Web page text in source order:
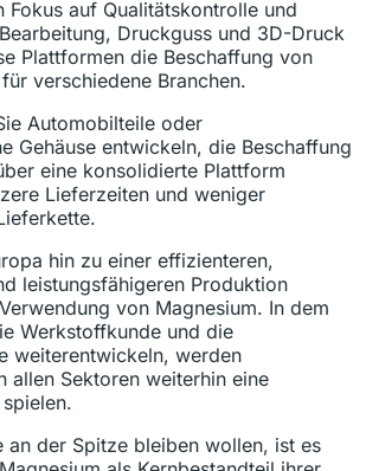
Fokus auf Qualitätskontrolle und
Druckguss und 3D-Druck
Plattformen die Beschaffung von
verschiedene Branchen.
Automobilteile oder
Gehäuse entwickeln, die Beschaffung
eine konsolidierte Plattform
Lieferzeiten und weniger
hin zu einer effizienteren,
leistungsfähigeren Produktion
von Magnesium. In dem
Werkstoffkunde und die
weiterentwickeln, werden
allen Sektoren weiterhin eine
an der Spitze bleiben wollen, ist es